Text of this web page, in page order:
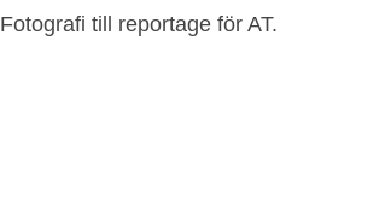
Fotografi till reportage för AT.